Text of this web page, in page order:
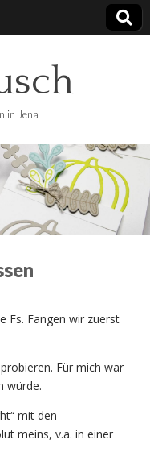
in Jena
Fs. Fangen wir zuerst
Für mich war
würde.
mit den
meins, v.a. in einer